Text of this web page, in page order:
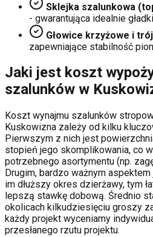
Sklejka szalunkowa
- gwarantująca idealnie
Głowice krzyżowe i
zapewniające stabilność
Jaki jest koszt
szalunków w
Koszt wynajmu szalunków
Kuskowizna zależy od kilku
Pierwszym z nich jest
stopień jego skomplikowania, co
potrzebnego asortymentu (np.
Drugim, bardzo ważnym
im dłuższy okres dzierżawy, tym
lepszą stawkę dobową. Średnio
okolicach kilkudziesięciu groszy
każdy projekt wyceniamy
przesłanego rzutu projektu.